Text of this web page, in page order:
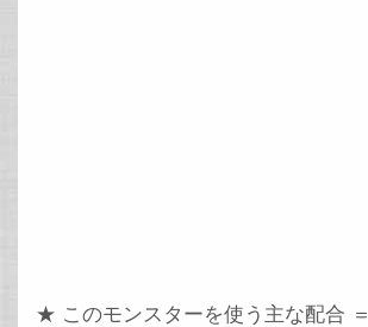
★ このモンスターを使う主な配合 ＝